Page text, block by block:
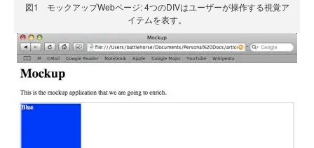
図1 モックアップWebページ: 4つのDIVはユーザーが操作する視覚ア
イテムを表す。